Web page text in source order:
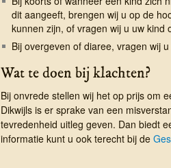
dit aangeeft, brengen wij u op de
kunnen zijn, of vragen wij u uw kind
Bij overgeven of diaree, vragen wij
Wat te doen bij klachten?
Bij onvrede stellen wij het op prijs om
Dikwijls is er sprake van een
tevredenheid uitleg geven. Dan biedt
informatie kunt u ook terecht bij de